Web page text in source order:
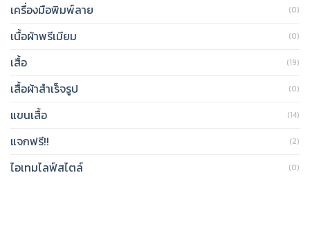
เครื่องมือพิมพ์ลาย (0)
เนื้อผ้าพรีเมียม (0)
เสื้อ (19)
เสื้อผ้าสำเร็จรูป (0)
แขนเสื้อ (14)
แจกฟรี!! (2)
ไอเทมไลฟ์สไตล์ (0)